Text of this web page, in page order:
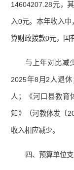
14604207.28元，
入0元。本年收入
算财政拨款0元，国
与上年对比减
2025年8月2人退
人；《河口县教育
知》（河教体发〔
收入相应减少。
四、预算单位